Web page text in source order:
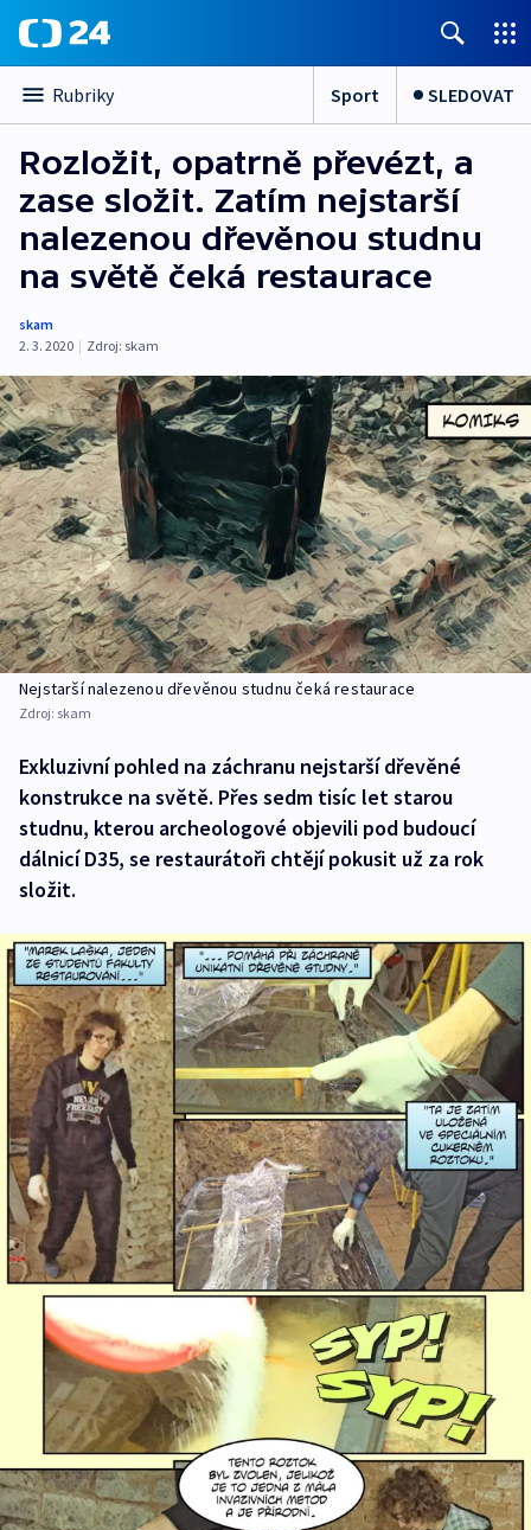
Rubriky Sport SLEDOVAT
Rozložit, opatrně převézt, a
zase složit. Zatím nejstarší
nalezenou dřevěnou studnu
na světě čeká restaurace
skam
2. 3. 2020 | Zdroj: skam
Nejstarší nalezenou dřevěnou studnu čeká restaurace
Zdroj: skam
Exkluzivní pohled na záchranu nejstarší dřevěné
konstrukce na světě. Přes sedm tisíc let starou
studnu, kterou archeologové objevili pod budoucí
dálnicí D35, se restaurátoři chtějí pokusit už za rok
složit.